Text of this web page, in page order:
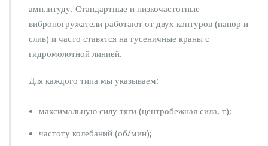
амплитуду. Стандартные и низкочастотные
вибропогружатели работают от двух контуров (напор и
слив) и часто ставятся на гусеничные краны с
гидромолотной линией.
Для каждого типа мы указываем:
максимальную силу тяги (центробежная сила, т);
частоту колебаний (об/мин);